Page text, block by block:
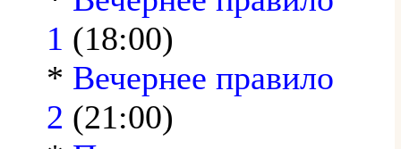
1 (18:00)
* Вечернее правило
2 (21:00)